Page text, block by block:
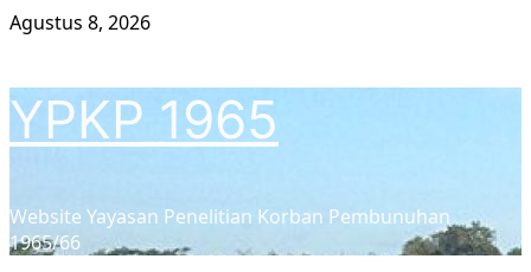
Skip
Agustus 8, 2026
YPKP 1965
Website Yayasan Penelitian Korban Pembunuhan
1965/66